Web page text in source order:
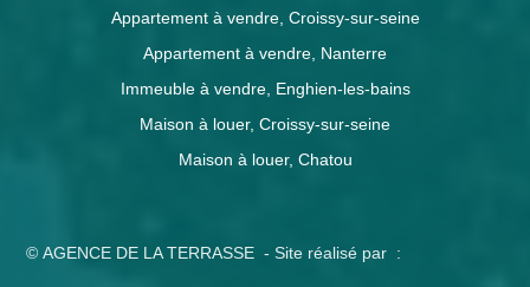
Appartement à vendre, Croissy-sur-seine
Appartement à vendre, Nanterre
Immeuble à vendre, Enghien-les-bains
Maison à louer, Croissy-sur-seine
Maison à louer, Chatou
© AGENCE DE LA TERRASSE - Site réalisé par :